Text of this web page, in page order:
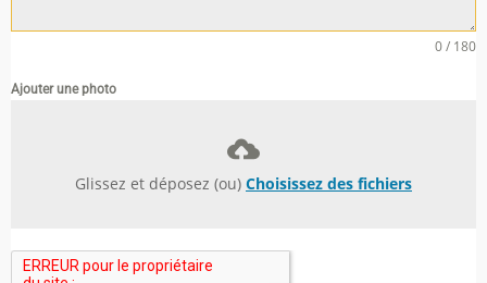
0 / 180
Ajouter une photo
Glissez et déposez (ou) Choisissez des fichiers